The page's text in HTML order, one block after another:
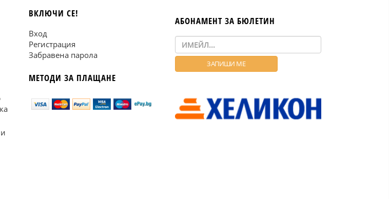
ВКЛЮЧИ СЕ!
Вход
Регистрация
Забравена парола
МЕТОДИ ЗА ПЛАЩАНЕ
АБОНАМЕНТ ЗА БЮЛЕТИН